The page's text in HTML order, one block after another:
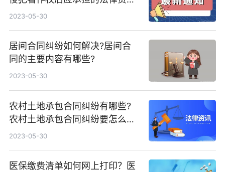
是什么？
2023-05-30
居间合同纠纷如何解决?居间合
同的主要内容有哪些?
2023-05-30
农村土地承包合同纠纷有哪些?
农村土地承包合同纠纷要怎么处
理?
2023-05-30
医保缴费清单如何网上打印？医